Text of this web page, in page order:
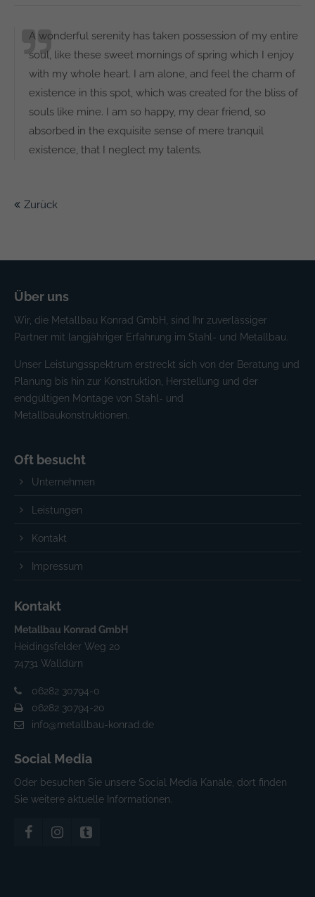
A wonderful serenity has taken possession of my entire
soul, like these sweet mornings of spring which I enjoy
with my whole heart. I am alone, and feel the charm of
existence in this spot, which was created for the bliss of
souls like mine. I am so happy, my dear friend, so
absorbed in the exquisite sense of mere tranquil
existence, that I neglect my talents.
Zurück
Über uns
Wir, die Metallbau Konrad GmbH, sind Ihr zuverlässiger
Partner mit langjähriger Erfahrung im Stahl- und Metallbau.
Unser Leistungsspektrum erstreckt sich von der Beratung und
Planung bis hin zur Konstruktion, Herstellung und der
endgültigen Montage von Stahl- und
Metallbaukonstruktionen.
Oft besucht
Unternehmen
Leistungen
Kontakt
Impressum
Kontakt
Metallbau Konrad GmbH
Heidingsfelder Weg 20
74731 Walldürn
06282 30794-0
06282 30794-20
info@metallbau-konrad.de
Social Media
Oder besuchen Sie unsere Social Media Kanäle, dort finden
Sie weitere aktuelle Informationen.